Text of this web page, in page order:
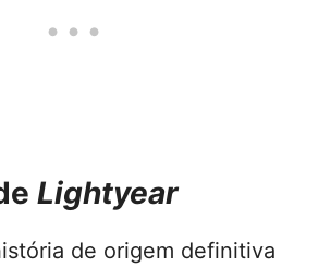
Lightyear
de origem definitiva